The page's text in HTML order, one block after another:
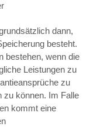
dann,
besteht.
bestehen, wenn die
Leistungen zu
zu
zu können. Im Falle
kommt eine